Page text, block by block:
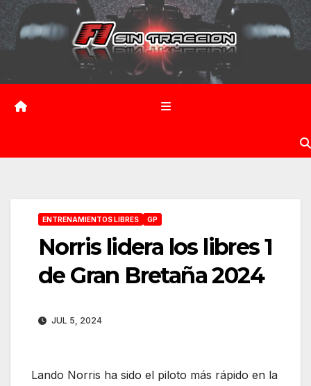
Saltar
contenido
ENTRENAMIENTOS LIBRES GP
Norris lidera los libres 1
de Gran Bretaña 2024
JUL 5, 2024
Lando Norris ha sido el piloto más rápido en la